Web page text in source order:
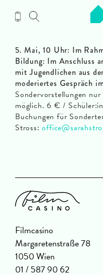
Inhalt
5. Mai, 10 Uhr: Im
Bildung: Im Anschluss
mit Jugendlichen aus
moderiertes Gespräch
Sondervorstellungen
möglich. 6 € /
Buchungen für
Stross:
Filmcasino
Margaretenstraße 78
1050 Wien
01 / 587 90 62